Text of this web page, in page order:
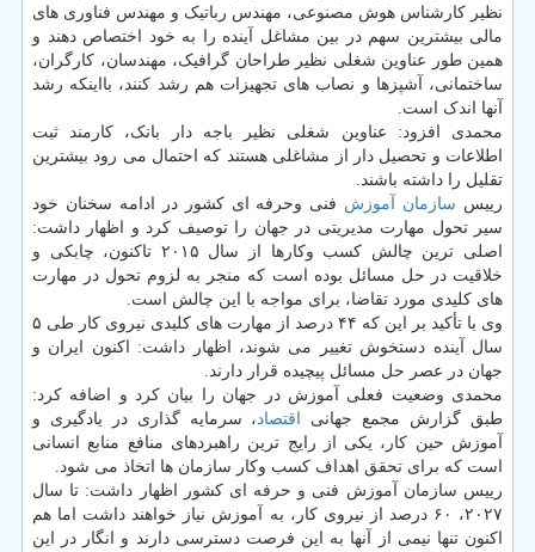
نظیر کارشناس هوش مصنوعی، مهندس رباتیک و مهندس فناوری های
مالی بیشترین سهم در بین مشاغل آینده را به خود اختصاص دهند و
همین طور عناوین شغلی نظیر طراحان گرافیک، مهندسان، کارگران،
ساختمانی، آشپزها و نصاب های تجهیزات هم رشد کنند، بااینکه رشد
آنها اندک است.
محمدی افزود: عناوین شغلی نظیر باجه دار بانک، کارمند ثبت
اطلاعات و تحصیل دار از مشاغلی هستند که احتمال می رود بیشترین
تقلیل را داشته باشند.
رییس سازمان آموزش فنی وحرفه ای کشور در ادامه سخنان خود
سیر تحول مهارت مدیریتی در جهان را توصیف کرد و اظهار داشت:
اصلی ترین چالش کسب وکارها از سال ۲۰۱۵ تاکنون، چابکی و
خلاقیت در حل مسائل بوده است که منجر به لزوم تحول در مهارت
های کلیدی مورد تقاضا، برای مواجه با این چالش است.
وی با تأکید بر این که ۴۴ درصد از مهارت های کلیدی نیروی کار طی ۵
سال آینده دستخوش تغییر می شوند، اظهار داشت: اکنون ایران و
جهان در عصر حل مسائل پیچیده قرار دارند.
محمدی وضعیت فعلی آموزش در جهان را بیان کرد و اضافه کرد:
طبق گزارش مجمع جهانی
اقتصاد، سرمایه گذاری در یادگیری و
آموزش حین کار، یکی از رایج ترین راهبردهای منافع منابع انسانی
است که برای تحقق اهداف کسب وکار سازمان ها اتخاذ می شود.
رییس سازمان آموزش فنی و حرفه ای کشور اظهار داشت: تا سال
۲۰۲۷، ۶۰ درصد از نیروی کار، به آموزش نیاز خواهند داشت اما هم
اکنون تنها نیمی از آنها به این فرصت دسترسی دارند و انگار در این